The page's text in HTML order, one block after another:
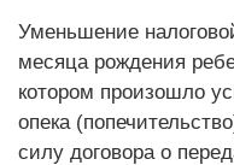
Уменьшение
месяца рождения
котором произошло
опека
силу договора о